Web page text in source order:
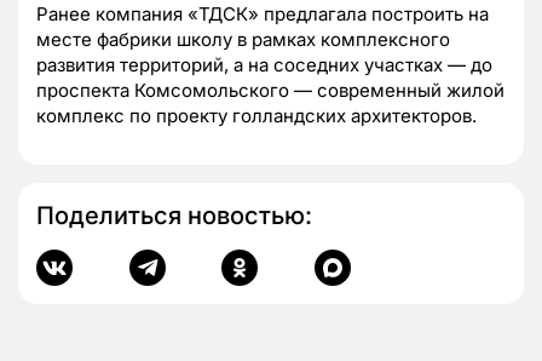
Ранее компания «ТДСК» предлагала построить на
месте фабрики школу в рамках комплексного
развития территорий, а на соседних участках — до
проспекта Комсомольского — современный жилой
комплекс по проекту голландских архитекторов.
Поделиться новостью: